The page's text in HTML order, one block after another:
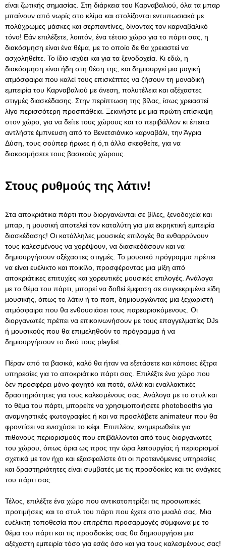
είναι ζωτικής σημασίας. Στη διάρκεια του Καρναβαλιού, όλα τα μπαρ
μπαίνουν από νωρίς στο κλίμα και στολίζονται εντυπωσιακά με
πολύχρωμες μάσκες και σερπαντίνες, δίνοντας τον καρναβαλικό
τόνο! Εάν επιλέξετε, λοιπόν, ένα τέτοιo χώρο για το πάρτι σας, η
διακόσμηση είναι ένα θέμα, με το οποίο δε θα χρειαστεί να
ασχοληθείτε. Το ίδιο ισχύει και για τα ξενοδοχεία. Κι εδώ, η
διακόσμηση είναι ήδη στη θέση της, και δημιουργεί μια μαγική
ατμόσφαιρα που καλεί τους επισκέπτες να ζήσουν τη μοναδική
εμπειρία του Καρναβαλιού με άνεση, πολυτέλεια και αξέχαστες
στιγμές διασκέδασης. Στην περίπτωση της βίλας, ίσως χρειαστεί
λίγο περισσότερη προσπάθεια. Ξεκινήστε με μια πρώτη επίσκεψη
στον χώρο, για να δείτε τους χώρους και το περιβάλλον κι έπειτα
αντλήστε έμπνευση από το Βενετσιάνικο καρναβάλι, την Άγρια ​​
Δύση, τους σούπερ ήρωες ή ό,τι άλλο σκεφθείτε, για να
διακοσμήσετε τους βασικούς χώρους.
Στους ρυθμούς της λάτιν!
Στα αποκριάτικα πάρτι που διοργανώνται σε βίλες, ξενοδοχεία και
μπαρ, η μουσική αποτελεί τον καταλύτη για μια εκρηκτική εμπειρία
διασκέδασης! Οι κατάλληλες μουσικές επιλογές θα ενθαρρύνουν
τους καλεσμένους να χορέψουν, να διασκεδάσουν και να
δημιουργήσουν αξέχαστες στιγμές. Το μουσικό πρόγραμμα πρέπει
να είναι ευέλικτο και ποικίλο, προσφέροντας μια μίξη από
αποκριάτικες επιτυχίες και χορευτικές μουσικές επιλογές. Ανάλογα
με το θέμα του πάρτι, μπορεί να δοθεί έμφαση σε συγκεκριμένα είδη
μουσικής, όπως το λάτιν ή το ποπ, δημιουργώντας μια ξεχωριστή
ατμόσφαιρα που θα ενθουσιάσει τους παρευρισκόμενους. Οι
διοργανωτές πρέπει να επικοινωνήσουν με τους επαγγελματίες DJs
ή μουσικούς που θα επιμεληθούν το πρόγραμμα ή να
δημιουργήσουν το δικό τους playlist.
Πέραν από τα βασικά, καλό θα ήταν να εξετάσετε και κάποιες έξτρα
υπηρεσίες για το αποκριάτικο πάρτι σας. Επιλέξτε ένα χώρο που
δεν προσφέρει μόνο φαγητό και ποτά, αλλά και εναλλακτικές
δραστηριότητες για τους καλεσμένους σας. Ανάλογα με το στυλ και
το θέμα του πάρτι, μπορείτε να χρησιμοποιήσετε photobooths για
αναμνηστικές φωτογραφίες ή και να προσλάβετε animateur που θα
φροντίσει να ενισχύσει το κέφι. Επιπλέον, ενημερωθείτε για
πιθανούς περιορισμούς που επιβάλλονται από τους διοργανωτές
του χώρου, όπως όρια ως προς την ώρα λειτουργίας ή περιορισμοί
σχετικά με τον ήχο και εξασφαλίστε ότι οι προτεινόμενες υπηρεσίες
και δραστηριότητες είναι συμβατές με τις προσδοκίες και τις ανάγκες
του πάρτι σας.
Τέλος, επιλέξτε ένα χώρο που αντικατοπτρίζει τις προσωπικές
προτιμήσεις και το στυλ του πάρτι που έχετε στο μυαλό σας. Μια
ευέλικτη τοποθεσία που επιτρέπει προσαρμογές σύμφωνα με το
θέμα του πάρτι και τις προσδοκίες σας θα δημιουργήσει μια
αξέχαστη εμπειρία τόσο για εσάς όσο και για τους καλεσμένους σας!